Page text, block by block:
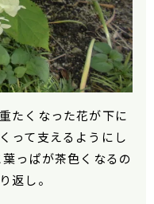
たくなった花が下に
って支えるようにし
っぱが茶色くなるの
返し。